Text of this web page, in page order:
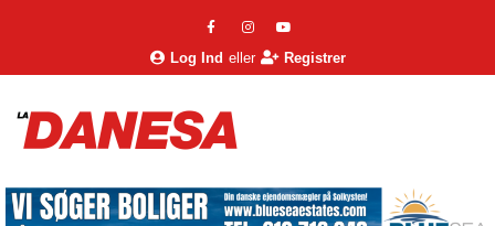
Log Ind eller Registrer